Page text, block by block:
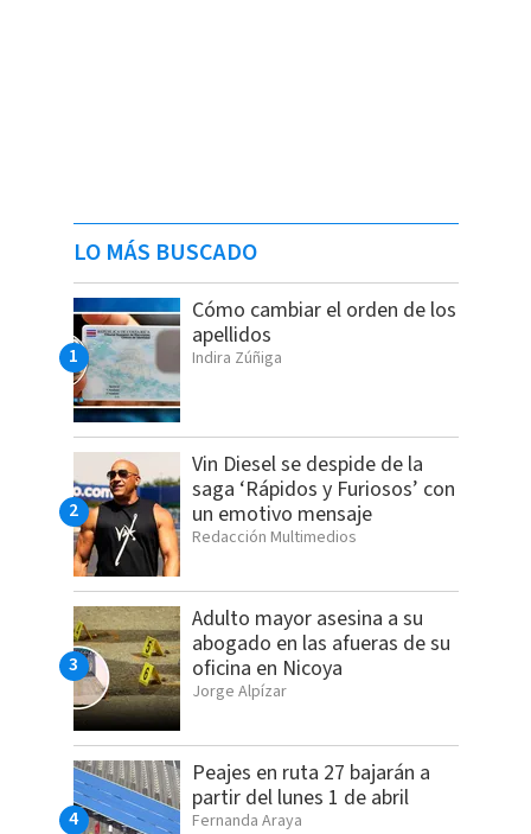
LO MÁS BUSCADO
Cómo cambiar el orden de los
apellidos
Indira Zúñiga
Vin Diesel se despide de la
saga ‘Rápidos y Furiosos’ con
un emotivo mensaje
Redacción Multimedios
Adulto mayor asesina a su
abogado en las afueras de su
oficina en Nicoya
Jorge Alpízar
Peajes en ruta 27 bajarán a
partir del lunes 1 de abril
Fernanda Araya